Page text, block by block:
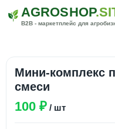
AGROSHOP
B2B - маркетплейс для
Мини-комплекс
смеси
100 ₽ / шт